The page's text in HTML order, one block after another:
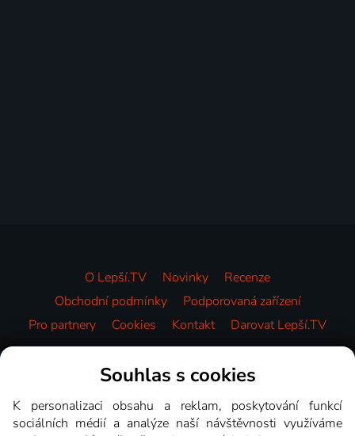
O Lepší.TV Novinky
Recenze
Obchodní podmínky
Podporovaná zařízení
Pro partnery
Cookies Kontakt Darovat Lepší.TV
Videotéka
Souhlas s cookies
K personalizaci obsahu a reklam, poskytování funkcí
sociálních médií a analýze naší návštěvnosti využíváme